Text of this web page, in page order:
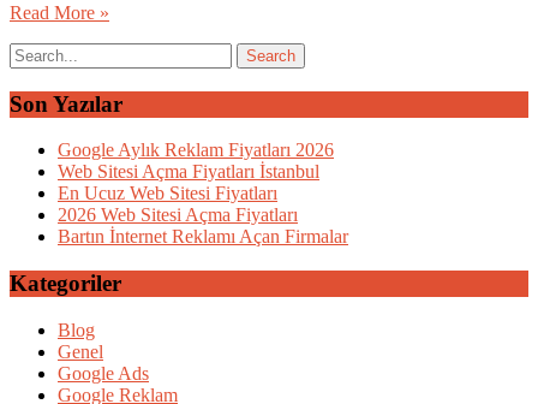
Read More »
Son Yazılar
Google Aylık Reklam Fiyatları 2026
Web Sitesi Açma Fiyatları İstanbul
En Ucuz Web Sitesi Fiyatları
2026 Web Sitesi Açma Fiyatları
Bartın İnternet Reklamı Açan Firmalar
Kategoriler
Blog
Genel
Google Ads
Google Reklam